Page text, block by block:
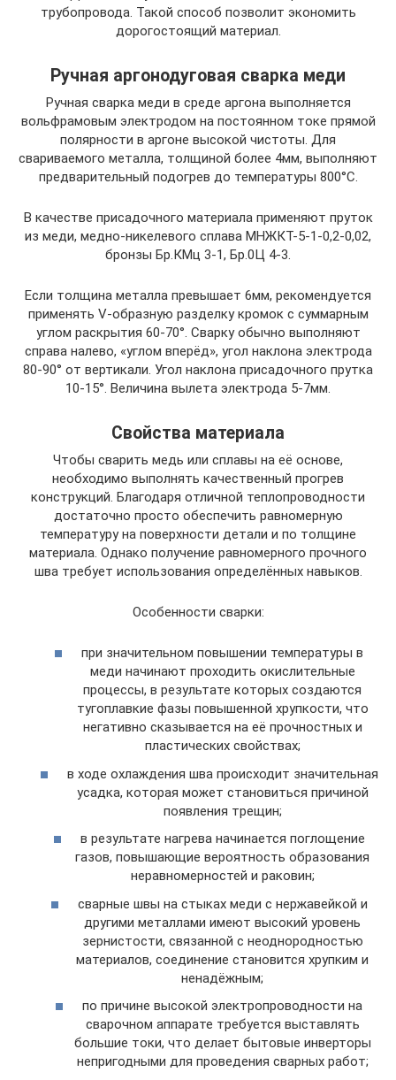
трубопровода. Такой способ позволит экономить
дорогостоящий материал.
Ручная аргонодуговая сварка меди
Ручная сварка меди в среде аргона выполняется
вольфрамовым электродом на постоянном токе прямой
полярности в аргоне высокой чистоты. Для
свариваемого металла, толщиной более 4мм, выполняют
предварительный подогрев до температуры 800°С.
В качестве присадочного материала применяют пруток
из меди, медно-никелевого сплава МНЖКТ-5-1-0,2-0,02,
бронзы Бр.КМц 3-1, Бр.0Ц 4-3.
Если толщина металла превышает 6мм, рекомендуется
применять V-образную разделку кромок с суммарным
углом раскрытия 60-70°. Сварку обычно выполняют
справа налево, «углом вперёд», угол наклона электрода
80-90° от вертикали. Угол наклона присадочного прутка
10-15°. Величина вылета электрода 5-7мм.
Свойства материала
Чтобы сварить медь или сплавы на её основе,
необходимо выполнять качественный прогрев
конструкций. Благодаря отличной теплопроводности
достаточно просто обеспечить равномерную
температуру на поверхности детали и по толщине
материала. Однако получение равномерного прочного
шва требует использования определённых навыков.
Особенности сварки:
при значительном повышении температуры в
меди начинают проходить окислительные
процессы, в результате которых создаются
тугоплавкие фазы повышенной хрупкости, что
негативно сказывается на её прочностных и
пластических свойствах;
в ходе охлаждения шва происходит значительная
усадка, которая может становиться причиной
появления трещин;
в результате нагрева начинается поглощение
газов, повышающие вероятность образования
неравномерностей и раковин;
сварные швы на стыках меди с нержавейкой и
другими металлами имеют высокий уровень
зернистости, связанной с неоднородностью
материалов, соединение становится хрупким и
ненадёжным;
по причине высокой электропроводности на
сварочном аппарате требуется выставлять
большие токи, что делает бытовые инверторы
непригодными для проведения сварных работ;